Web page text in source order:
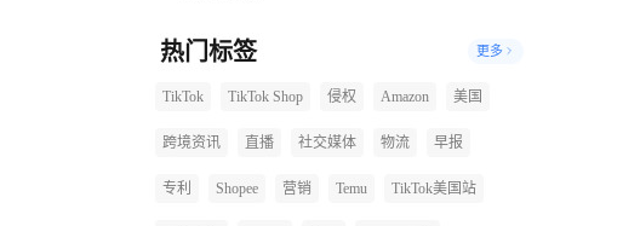
热门标签 更多
TikTok TikTok Shop 侵权 Amazon 美国
跨境资讯 直播 社交媒体 物流 早报
专利 Shopee 营销 Temu TikTok美国站